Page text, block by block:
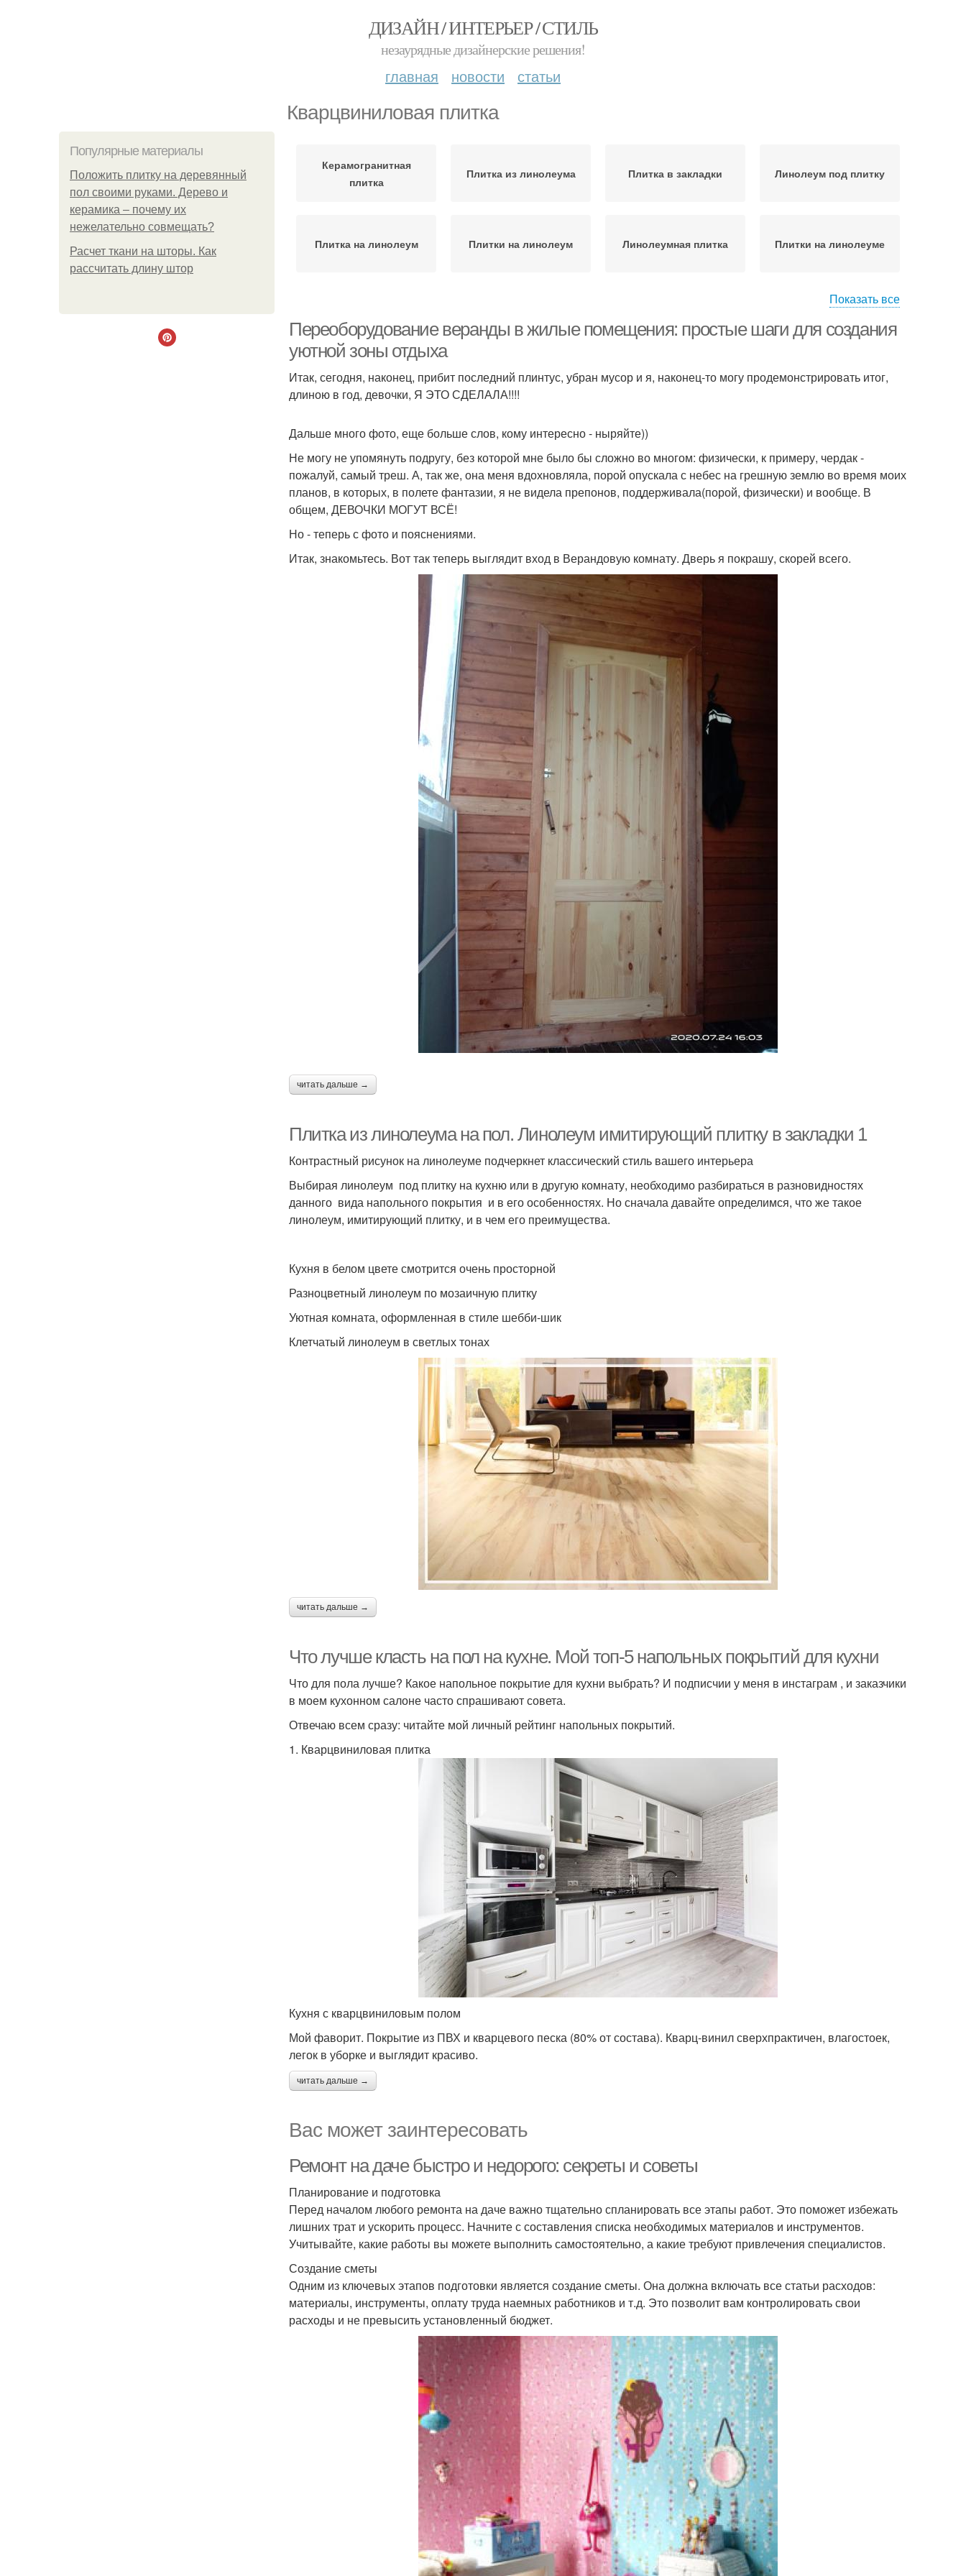
ДИЗАЙН / ИНТЕРЬЕР / СТИЛЬ
незаурядные дизайнерские решения!
главная новости статьи
Кварцвиниловая плитка
Популярные материалы
Положить плитку на деревянный
пол своими руками. Дерево и
керамика – почему их
нежелательно совмещать?
Расчет ткани на шторы. Как
рассчитать длину штор
Керамогранитная
плитка
Плитка из линолеума Плитка в закладки Линолеум под плитку
Плитка на линолеум Плитки на линолеум Линолеумная плитка Плитки на линолеуме
Показать все
Переоборудование веранды в жилые помещения: простые шаги для создания
уютной зоны отдыха
Итак, сегодня, наконец, прибит последний плинтус, убран мусор и я, наконец-то могу продемонстрировать итог,
длиною в год, девочки, Я ЭТО СДЕЛАЛА!!!!
Дальше много фото, еще больше слов, кому интересно - ныряйте))
Не могу не упомянуть подругу, без которой мне было бы сложно во многом: физически, к примеру, чердак -
пожалуй, самый треш. А, так же, она меня вдохновляла, порой опускала с небес на грешную землю во время моих
планов, в которых, в полете фантазии, я не видела препонов, поддерживала(порой, физически) и вообще. В
общем, ДЕВОЧКИ МОГУТ ВСЁ!
Но - теперь с фото и пояснениями.
Итак, знакомьтесь. Вот так теперь выглядит вход в Верандовую комнату. Дверь я покрашу, скорей всего.
читать дальше →
Плитка из линолеума на пол. Линолеум имитирующий плитку в закладки 1
Контрастный рисунок на линолеуме подчеркнет классический стиль вашего интерьера
Выбирая линолеум под плитку на кухню или в другую комнату, необходимо разбираться в разновидностях
данного вида напольного покрытия и в его особенностях. Но сначала давайте определимся, что же такое
линолеум, имитирующий плитку, и в чем его преимущества.
Кухня в белом цвете смотрится очень просторной
Разноцветный линолеум по мозаичную плитку
Уютная комната, оформленная в стиле шебби-шик
Клетчатый линолеум в светлых тонах
читать дальше →
Что лучше класть на пол на кухне. Мой топ-5 напольных покрытий для кухни
Что для пола лучше? Какое напольное покрытие для кухни выбрать? И подписчии у меня в инстаграм , и заказчики
в моем кухонном салоне часто спрашивают совета.
Отвечаю всем сразу: читайте мой личный рейтинг напольных покрытий.
1. Кварцвиниловая плитка
Кухня с кварцвиниловым полом
Мой фаворит. Покрытие из ПВХ и кварцевого песка (80% от состава). Кварц-винил сверхпрактичен, влагостоек,
легок в уборке и выглядит красиво.
читать дальше →
Вас может заинтересовать
Ремонт на даче быстро и недорого: секреты и советы
Планирование и подготовка
Перед началом любого ремонта на даче важно тщательно спланировать все этапы работ. Это поможет избежать
лишних трат и ускорить процесс. Начните с составления списка необходимых материалов и инструментов.
Учитывайте, какие работы вы можете выполнить самостоятельно, а какие требуют привлечения специалистов.
Создание сметы
Одним из ключевых этапов подготовки является создание сметы. Она должна включать все статьи расходов:
материалы, инструменты, оплату труда наемных работников и т.д. Это позволит вам контролировать свои
расходы и не превысить установленный бюджет.